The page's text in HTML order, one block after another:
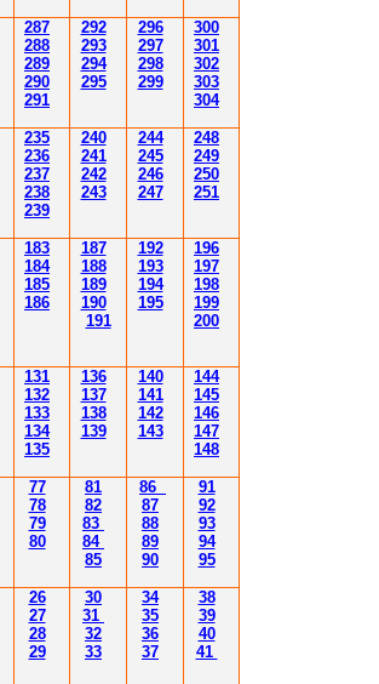
287
288
289
290
291
292
293
294
295
296
297
298
299
300
301
302
303
304
235
236
237
238
239
240
241
242
243
244
245
246
247
248
249
250
251
183
184
185
186
187
188
189
190
191
192
193
194
195
196
197
198
199
200
131
132
133
134
135
136
137
138
139
140
141
142
143
144
145
146
147
148
77
78
79
80
81
82
83
84
85
86
87
88
89
90
91
92
93
94
95
26
27
28
29
30
31
32
33
34
35
36
37
38
39
40
41